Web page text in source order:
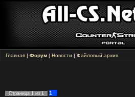
Главная | Форум | Новости | Файловый архив
Страница 1 из 1 1